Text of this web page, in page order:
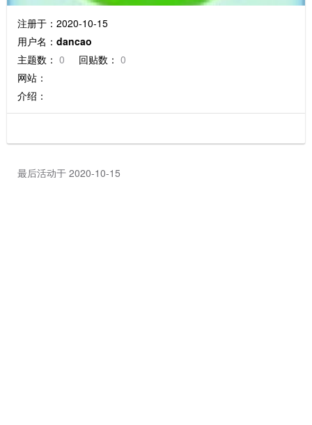
注册于：2020-10-15
用户名： dancao
主题数： 0 回贴数： 0
网站：
介绍：
最后活动于 2020-10-15